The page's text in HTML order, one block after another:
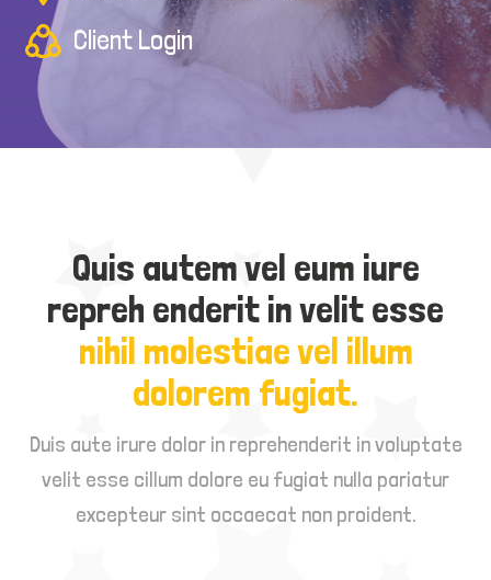
Client Login
Quis autem vel eum iure
repreh enderit in velit esse
nihil molestiae vel illum
dolorem fugiat.
Duis aute irure dolor in reprehenderit in voluptate
velit esse cillum dolore eu fugiat nulla pariatur
excepteur sint occaecat non proident.